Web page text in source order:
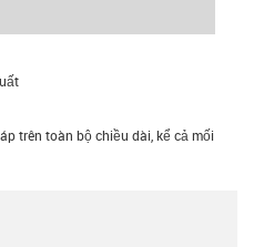
trên toàn bộ chiều dài, kể cả mối